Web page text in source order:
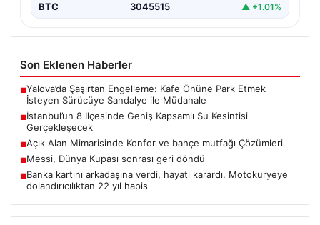
BTC 3045515 ▲ +1.01%
Son Eklenen Haberler
■Yalova’da Şaşırtan Engelleme: Kafe Önüne Park Etmek
İsteyen Sürücüye Sandalye ile Müdahale
■İstanbul’un 8 İlçesinde Geniş Kapsamlı Su Kesintisi
Gerçekleşecek
■Açık Alan Mimarisinde Konfor ve bahçe mutfağı Çözümleri
■Messi, Dünya Kupası sonrası geri döndü
■Banka kartını arkadaşına verdi, hayatı karardı. Motokuryeye
dolandırıcılıktan 22 yıl hapis